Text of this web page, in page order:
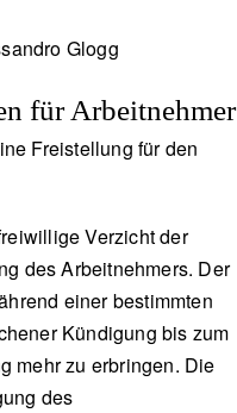
Glogg
für Arbeitnehmer
Freistellung für den
Verzicht der
des Arbeitnehmers. Der
einer bestimmten
Kündigung bis zum
mehr zu erbringen. Die
des